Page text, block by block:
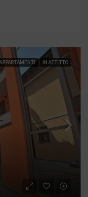
APPARTAMENTI IN AFFITTO